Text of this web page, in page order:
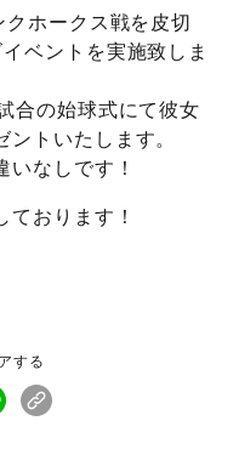
ホークス戦を皮切
ベントを実施致しま
合の始球式にて彼女
トいたします。
なしです！
ております！
する
ト
グ ®
イト